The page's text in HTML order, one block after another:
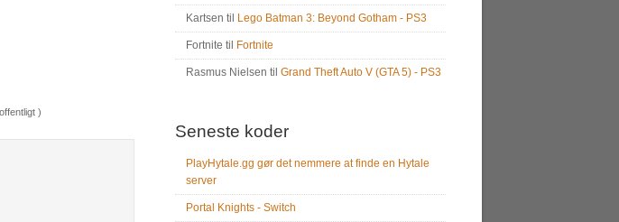
)
Kartsen til Lego Batman 3: Beyond Gotham - PS3
Fortnite til Fortnite
Rasmus Nielsen til Grand Theft Auto V (GTA 5) - PS3
Seneste koder
PlayHytale.gg gør det nemmere at finde en Hytale
server
Portal Knights - Switch